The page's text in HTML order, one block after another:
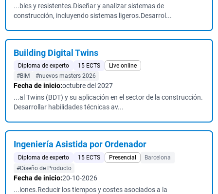
...bles y resistentes.Diseñar y analizar sistemas de
construcción, incluyendo sistemas ligeros.Desarrol...
Building Digital Twins
Diploma de experto 15 ECTS
Live online
#BIM
#nuevos masters 2026
Fecha de inicio:octubre del 2027
...al Twins (BDT) y su aplicación en el sector de la construcción.
Desarrollar habilidades técnicas av...
Ingeniería Asistida por Ordenador
Diploma de experto 15 ECTS Presencial
Barcelona
#Diseño de Producto
Fecha de inicio:20-10-2026
...iones.Reducir los tiempos y costes asociados a la